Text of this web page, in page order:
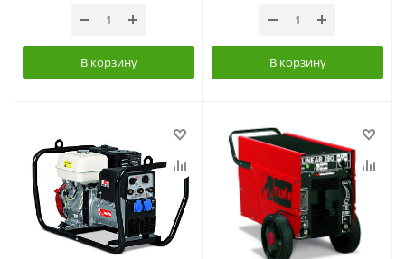
В корзину В корзину